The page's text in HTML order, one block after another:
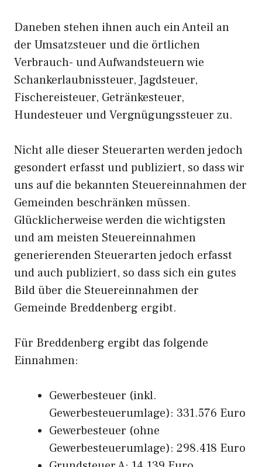
Daneben stehen ihnen auch ein Anteil an
der Umsatzsteuer und die örtlichen
Verbrauch- und Aufwandsteuern wie
Schankerlaubnissteuer, Jagdsteuer,
Fischereisteuer, Getränkesteuer,
Hundesteuer und Vergnügungssteuer zu.
Nicht alle dieser Steuerarten werden jedoch
gesondert erfasst und publiziert, so dass wir
uns auf die bekannten Steuereinnahmen der
Gemeinden beschränken müssen.
Glücklicherweise werden die wichtigsten
und am meisten Steuereinnahmen
generierenden Steuerarten jedoch erfasst
und auch publiziert, so dass sich ein gutes
Bild über die Steuereinnahmen der
Gemeinde Breddenberg ergibt.
Für Breddenberg ergibt das folgende
Einnahmen:
Gewerbesteuer (inkl.
Gewerbesteuerumlage): 331.576 Euro
Gewerbesteuer (ohne
Gewerbesteuerumlage): 298.418 Euro